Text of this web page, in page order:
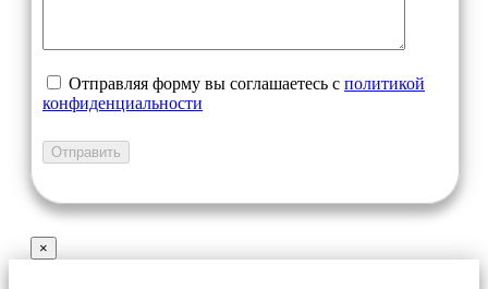
Отправляя форму вы соглашаетесь с политикой
конфиденциальности
×